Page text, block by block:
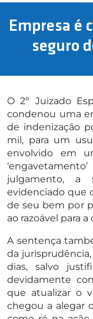
Empresa é
seguro
O 2º Juizado
condenou uma
de indenização
mil, para um
envolvido em
julgamento, a
evidenciado que
de seu bem por
ao razoável para
A sentença
da
dias, salvo
devidamente
que atualizar o
chegou a alegar